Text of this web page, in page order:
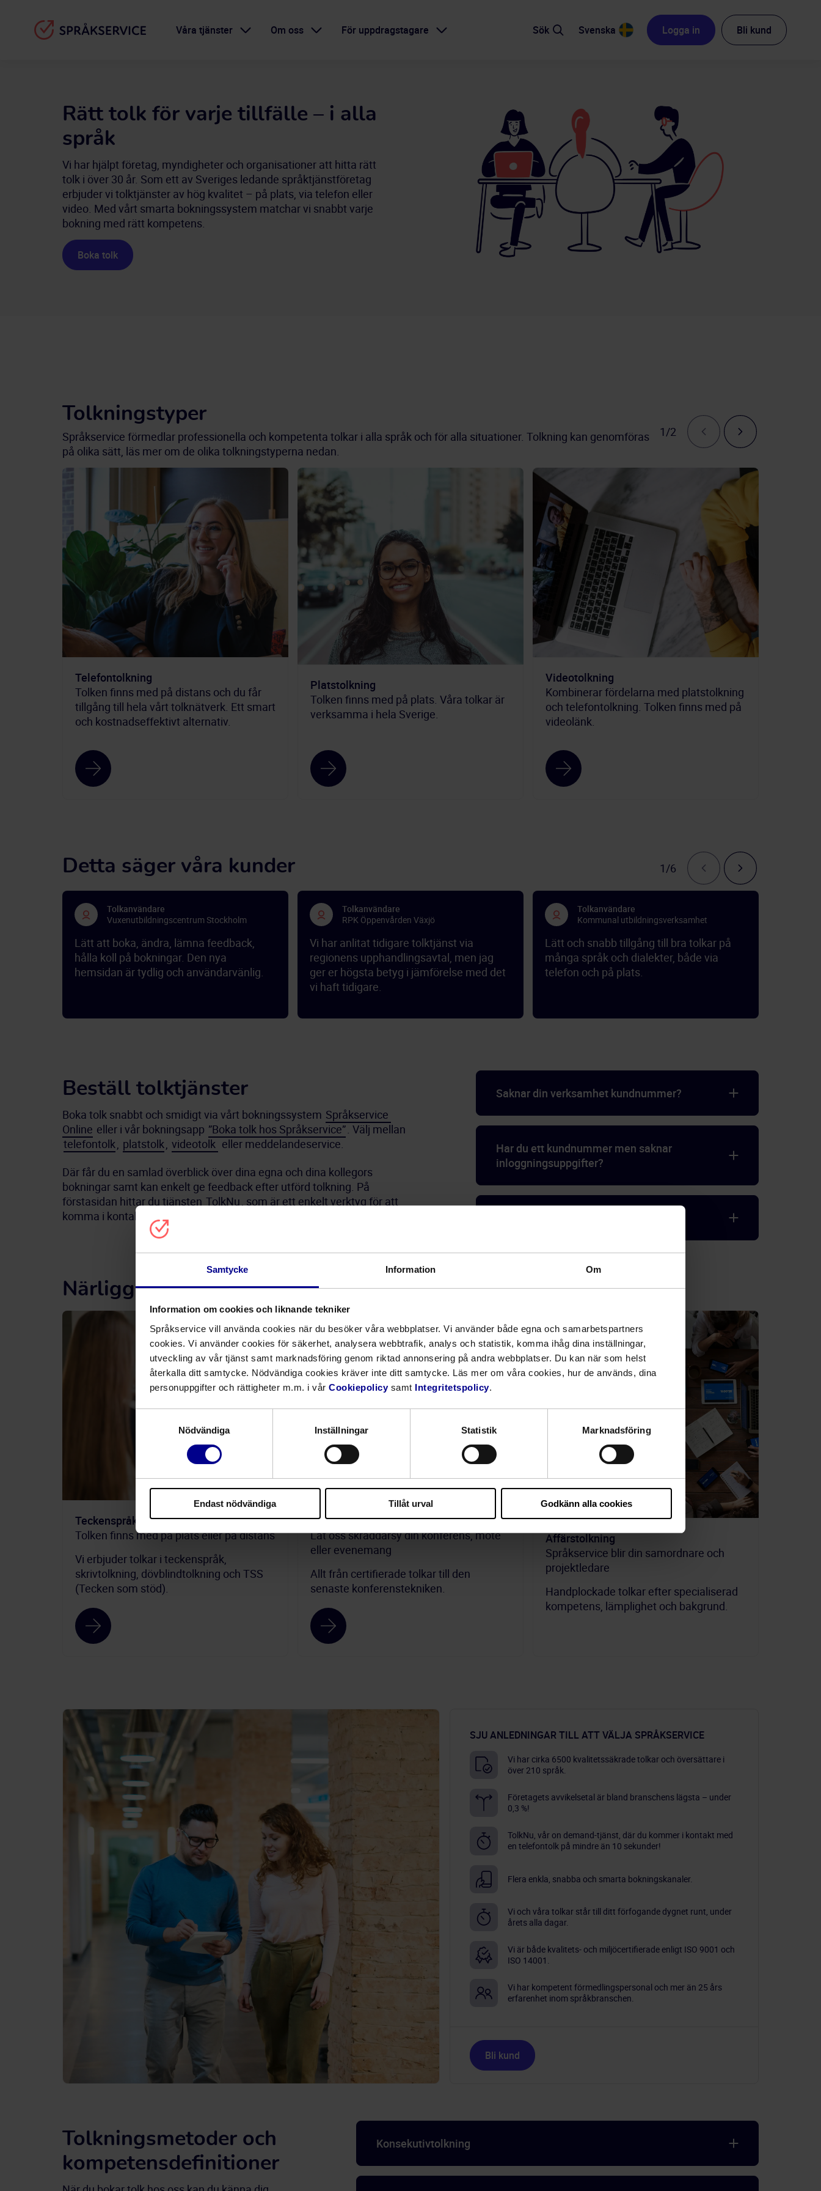
Samtycke Information Om
Information om cookies och liknande tekniker
Språkservice vill använda cookies när du besöker våra webbplatser. Vi använder både egna och samarbetspartners
cookies. Vi använder cookies för säkerhet, analysera webbtrafik, analys och statistik, komma ihåg dina inställningar,
utveckling av vår tjänst samt marknadsföring genom riktad annonsering på andra webbplatser. Du kan när som helst
återkalla ditt samtycke. Nödvändiga cookies kräver inte ditt samtycke. Läs mer om våra cookies, hur de används, dina
personuppgifter och rättigheter m.m. i vår Cookiepolicy samt Integritetspolicy.
Nödvändiga
Inställningar Statistik Marknadsföring
Endast nödvändiga Tillåt urval Godkänn alla cookies
Våra tjänster Om oss För uppdragstagare Sök Svenska Logga in Bli kund
Rätt tolk för varje tillfälle – i alla
språk
Vi har hjälpt företag, myndigheter och organisationer att hitta rätt
tolk i över 30 år. Som ett av Sveriges ledande språktjänstföretag
erbjuder vi tolktjänster av hög kvalitet – på plats, via telefon eller
video. Med vårt smarta bokningssystem matchar vi snabbt varje
bokning med rätt kompetens.
Boka tolk
Tolkningstyper
Språkservice förmedlar professionella och kompetenta tolkar i alla språk och för alla situationer. Tolkning kan genomföras
på olika sätt, läs mer om de olika tolkningstyperna nedan.
1/2
Telefontolkning
Tolken finns med på distans och du får
tillgång till hela vårt tolknätverk. Ett smart
och kostnadseffektivt alternativ.
Platstolkning
Tolken finns med på plats. Våra tolkar är
verksamma i hela Sverige.
Videotolkning
Kombinerar fördelarna med platstolkning
och telefontolkning. Tolken finns med på
videolänk.
Detta säger våra kunder 1/6
Tolkanvändare
Vuxenutbildningscentrum Stockholm
Lätt att boka, ändra, lämna feedback,
hålla koll på bokningar. Den nya
hemsidan är tydlig och användarvänlig.
Tolkanvändare
RPK Öppenvården Växjö
Vi har anlitat tidigare tolktjänst via
regionens upphandlingsavtal, men jag
ger er högsta betyg i jämförelse med det
vi haft tidigare.
Tolkanvändare
Kommunal utbildningsverksamhet
Lätt och snabb tillgång till bra tolkar på
många språk och dialekter, både via
telefon och på plats.
Beställ tolktjänster
Boka tolk snabbt och smidigt via vårt bokningssystem Språkservice
Online eller i vår bokningsapp ”Boka tolk hos Språkservice”
telefontolk platstolk videotolk eller meddelandeservice.
Där får du en samlad överblick över dina egna och dina kollegors
bokningar samt kan enkelt ge feedback efter utförd tolkning. På
förstasidan hittar du tjänsten TolkNu , som är ett enkelt verktyg för att
komma i kontakt med en telefontolk direkt!
Saknar din verksamhet kundnummer?
Har du ett kundnummer men saknar
inloggningsuppgifter?
Närliggande tjänster
Teckenspråkstolkning
Tolken finns med på plats eller på distans
Vi erbjuder tolkar i teckenspråk,
skrivtolkning, dövblindtolkning och TSS
(Tecken som stöd).
Konferenstolkning
Låt oss skräddarsy din konferens, möte
eller evenemang
Allt från certifierade tolkar till den
senaste konferenstekniken.
Affärstolkning
Språkservice blir din samordnare och
projektledare
Handplockade tolkar efter specialiserad
kompetens, lämplighet och bakgrund.
SJU ANLEDNINGAR TILL ATT VÄLJA SPRÅKSERVICE
Vi har cirka 6500 kvalitetssäkrade tolkar och översättare i
över 210 språk.
Företagets avvikelsetal är bland branschens lägsta – under
0,3 %!
TolkNu, vår on demand-tjänst, där du kommer i kontakt med
en telefontolk på mindre än 10 sekunder!
Flera enkla, snabba och smarta bokningskanaler.
Vi och våra tolkar står till ditt förfogande dygnet runt, under
årets alla dagar.
Vi är både kvalitets- och miljöcertifierade enligt ISO 9001 och
ISO 14001.
Vi har kompetent förmedlingspersonal och mer än 25 års
erfarenhet inom språkbranschen.
Bli kund
Tolkningsmetoder och
kompetensdefinitioner
Konsekutivtolkning